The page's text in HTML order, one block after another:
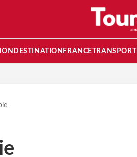
DESTINATION FRANCETRANSPORT